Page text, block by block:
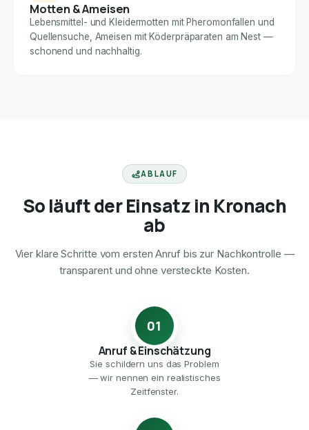
Motten & Ameisen
Lebensmittel- und Kleidermotten mit Pheromonfallen und
Quellensuche, Ameisen mit Köderpräparaten am Nest —
schonend und nachhaltig.
ABLAUF
So läuft der Einsatz in Kronach
ab
Vier klare Schritte vom ersten Anruf bis zur Nachkontrolle —
transparent und ohne versteckte Kosten.
01
Anruf & Einschätzung
Sie schildern uns das Problem
— wir nennen ein realistisches
Zeitfenster.